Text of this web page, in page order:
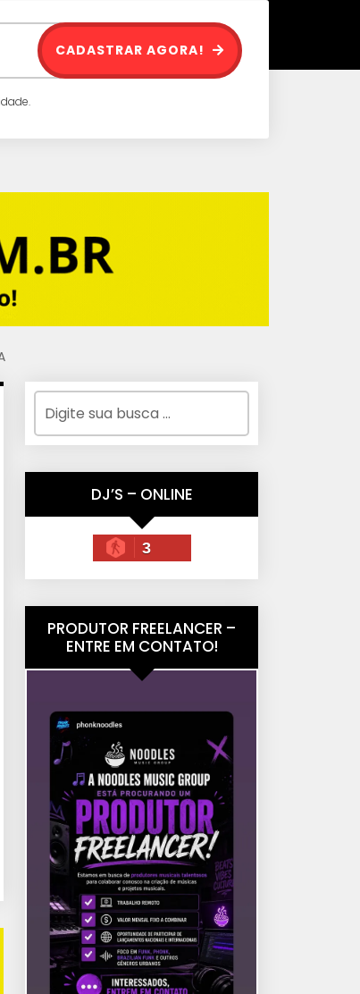
CADASTRAR AGORA!
DJ’S – ONLINE
3
PRODUTOR FREELANCER –
ENTRE EM CONTATO!